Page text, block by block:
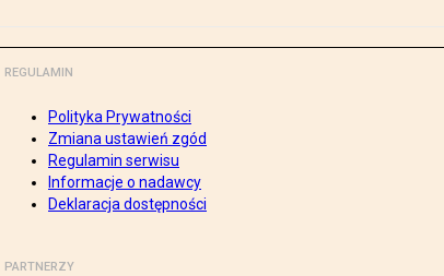
REGULAMIN
Polityka Prywatności
Zmiana ustawień zgód
Regulamin serwisu
Informacje o nadawcy
Deklaracja dostępności
PARTNERZY